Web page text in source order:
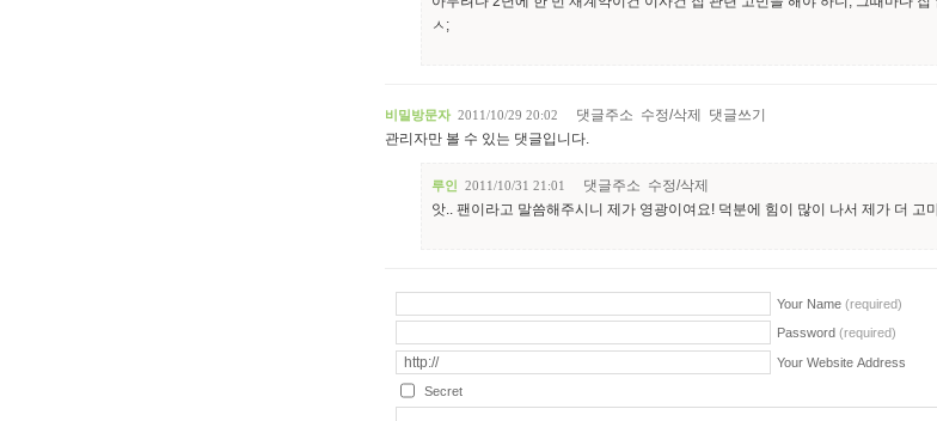
ㅅ;
비밀방문자 2011/10/29 20:02 댓글주소 수정/삭제
댓글쓰기
관리자만 볼 수 있는 댓글입니다.
루인 2011/10/31 21:01 댓글주소 수정/삭제
앗.. 팬이라고 말씀해주시니 제가 영광이여요! 덕분에 힘이 많이 나서 제가 더 고
Your Name (required)
Password (required)
Your Website Address
Secret